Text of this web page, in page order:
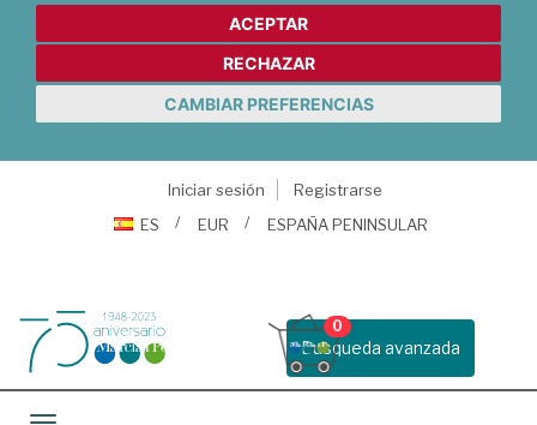
ACEPTAR
RECHAZAR
CAMBIAR PREFERENCIAS
Iniciar sesión
Registrarse
ES
EUR ESPAÑA PENINSULAR
Busqueda avanzada
0